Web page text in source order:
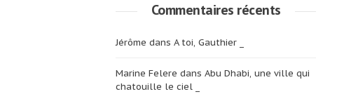
Commentaires récents
Jérôme dans A toi, Gauthier _
Marine Felere dans Abu Dhabi, une ville qui
chatouille le ciel _